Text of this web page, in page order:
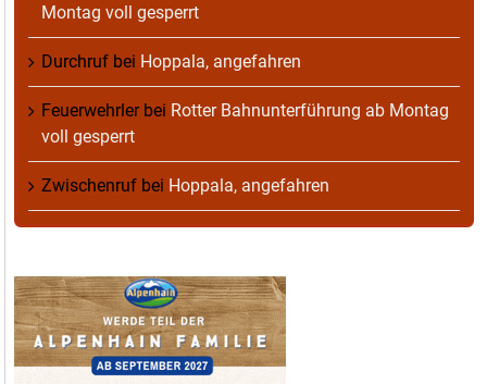
Montag voll gesperrt
Durchruf bei Hoppala, angefahren
Feuerwehrlerbei Rotter Bahnunterführung ab Montag
voll gesperrt
Zwischenruf bei Hoppala, angefahren